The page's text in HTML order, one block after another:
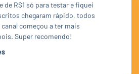
de R$1 só para testar e fiquei
chegaram rápido, todos
começou a ter mais
Super recomendo!